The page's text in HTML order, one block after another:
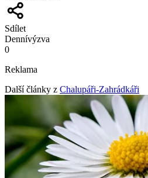
Sdílet
Dennívýzva
0
Reklama
Další články z Chalupáři-Zahrádkáři